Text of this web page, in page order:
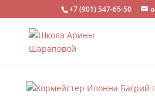
+7 (901) 547-65-50